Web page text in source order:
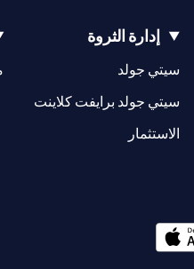
إدارة الثروة
سيتي جولد
سيتي جولد برايفت كلاينت
الاستثمار